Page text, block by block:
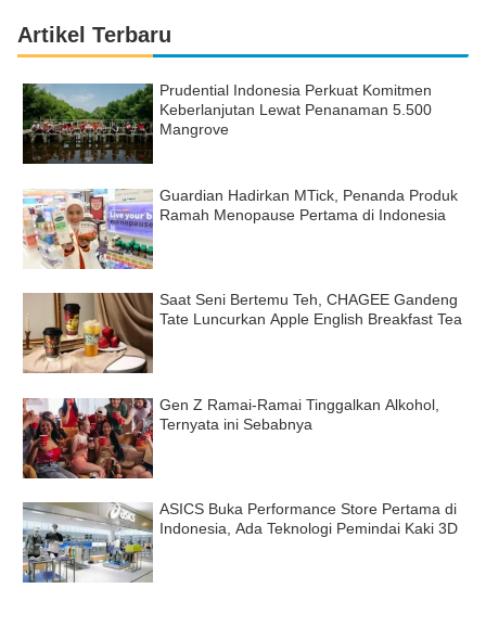
Artikel Terbaru
Prudential Indonesia Perkuat Komitmen
Keberlanjutan Lewat Penanaman 5.500
Mangrove
Guardian Hadirkan MTick, Penanda Produk
Ramah Menopause Pertama di Indonesia
Saat Seni Bertemu Teh, CHAGEE Gandeng
Tate Luncurkan Apple English Breakfast Tea
Gen Z Ramai-Ramai Tinggalkan Alkohol,
Ternyata ini Sebabnya
ASICS Buka Performance Store Pertama di
Indonesia, Ada Teknologi Pemindai Kaki 3D